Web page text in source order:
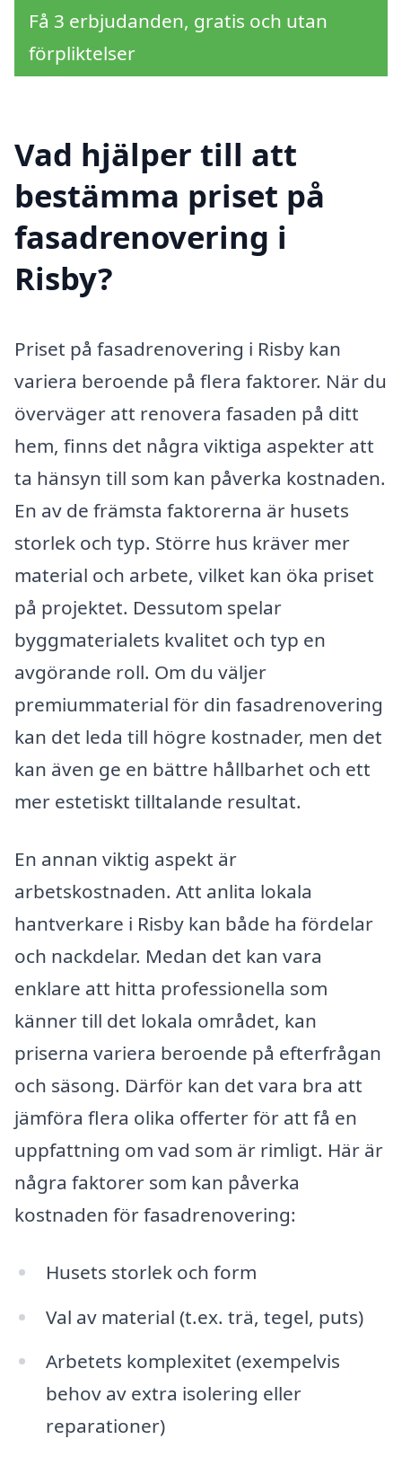
Få 3 erbjudanden, gratis och utan
förpliktelser
Vad hjälper till att
bestämma priset på
fasadrenovering i
Risby?
Priset på fasadrenovering i Risby kan
variera beroende på flera faktorer. När du
överväger att renovera fasaden på ditt
hem, finns det några viktiga aspekter att
ta hänsyn till som kan påverka kostnaden.
En av de främsta faktorerna är husets
storlek och typ. Större hus kräver mer
material och arbete, vilket kan öka priset
på projektet. Dessutom spelar
byggmaterialets kvalitet och typ en
avgörande roll. Om du väljer
premiummaterial för din fasadrenovering
kan det leda till högre kostnader, men det
kan även ge en bättre hållbarhet och ett
mer estetiskt tilltalande resultat.
En annan viktig aspekt är
arbetskostnaden. Att anlita lokala
hantverkare i Risby kan både ha fördelar
och nackdelar. Medan det kan vara
enklare att hitta professionella som
känner till det lokala området, kan
priserna variera beroende på efterfrågan
och säsong. Därför kan det vara bra att
jämföra flera olika offerter för att få en
uppfattning om vad som är rimligt. Här är
några faktorer som kan påverka
kostnaden för fasadrenovering:
Husets storlek och form
Val av material (t.ex. trä, tegel, puts)
Arbetets komplexitet (exempelvis
behov av extra isolering eller
reparationer)